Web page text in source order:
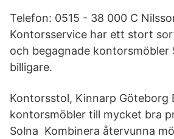
Telefon: 0515 - 38 000 C
Kontorsservice har ett stort
och begagnade kontorsmöbler
billigare.
Kontorsstol, Kinnarp Göteborg
kontorsmöbler till mycket bra
Solna Kombinera återvunna